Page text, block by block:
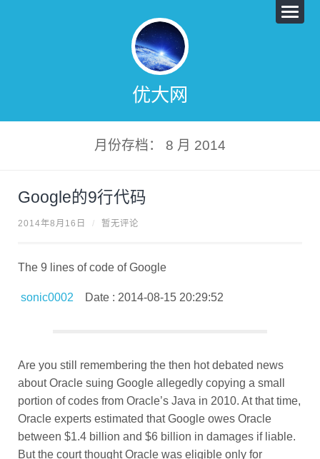
优大网
月份存档： 8 月 2014
Google的9行代码
2014年8月16日 / 暂无评论
The 9 lines of code of Google
sonic0002 Date : 2014-08-15 20:29:52
Are you still remembering the then hot debated news
about Oracle suing Google allegedly copying a small
portion of codes from Oracle’s Java in 2010. At that time,
Oracle experts estimated that Google owes Oracle
between $1.4 billion and $6 billion in damages if liable.
But the court thought Oracle was eligible only for